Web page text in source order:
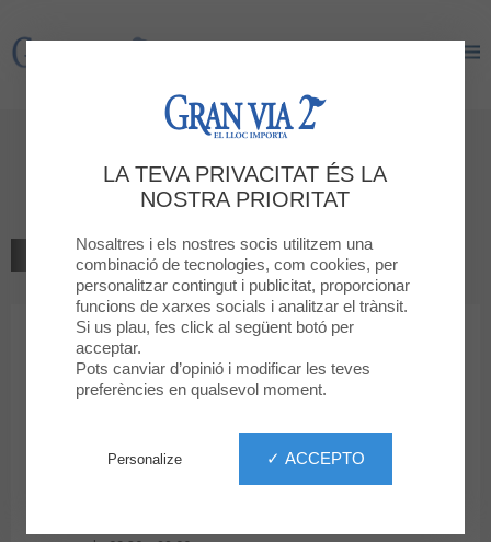
Gran Via 2
Jack&Jones
TORNAR AL LLISTAT
MODA
Jack&Jones
LA TEVA PRIVACITAT ÉS LA
NOSTRA PRIORITAT
Nosaltres i els nostres socis utilitzem una
combinació de tecnologies, com cookies, per
personalitzar contingut i publicitat, proporcionar
funcions de xarxes socials i analitzar el trànsit.
Si us plau, fes click al següent botó per
acceptar.
Pots canviar d’opinió i modificar les teves
preferències en qualsevol moment.
✓ ACCEPTO
Personalize